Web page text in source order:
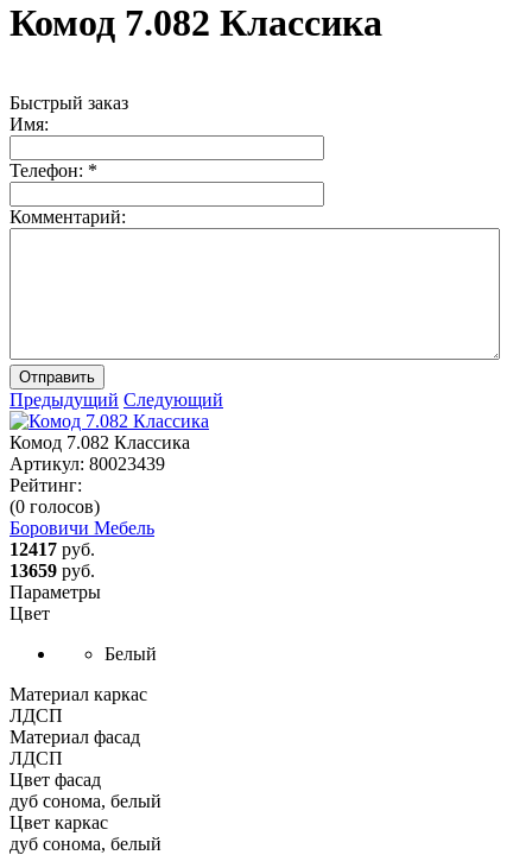
Комод 7.082 Классика
Быстрый заказ
Имя:
Телефон: *
Комментарий:
Отправить
Предыдущий Следующий
Комод 7.082 Классика
Артикул: 80023439
Рейтинг:
(0 голосов)
Боровичи Мебель
12417 руб.
13659 руб.
Параметры
Цвет
Белый
Материал каркас
ЛДСП
Материал фасад
ЛДСП
Цвет фасад
дуб сонома, белый
Цвет каркас
дуб сонома, белый